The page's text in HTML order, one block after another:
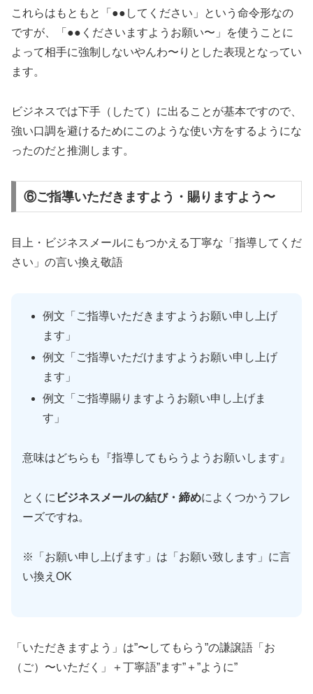
これらはもともと「●●してください」という命令形なの
ですが、「●●くださいますようお願い〜」を使うことに
よって相手に強制しないやんわ〜りとした表現となってい
ます。
ビジネスでは下手（したて）に出ることが基本ですので、
強い口調を避けるためにこのような使い方をするようにな
ったのだと推測します。
⑥ご指導いただきますよう・賜りますよう〜
目上・ビジネスメールにもつかえる丁寧な「指導してくだ
さい」の言い換え敬語
例文「ご指導いただきますようお願い申し上げ
ます」
例文「ご指導いただけますようお願い申し上げ
ます」
例文「ご指導賜りますようお願い申し上げま
す」
意味はどちらも『指導してもらうようお願いします』
とくに ビジネスメールの結び・締めによくつかうフレ
ーズですね。
※「お願い申し上げます」は「お願い致します」に言
い換えOK
「いただきますよう」は”〜してもらう”の謙譲語「お
（ご）〜いただく」＋丁寧語”ます”＋”ように”